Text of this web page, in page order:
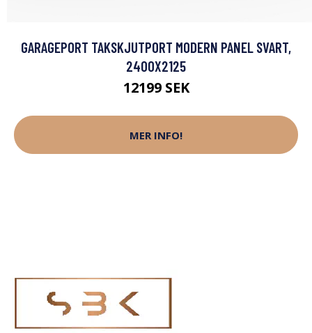
GARAGEPORT TAKSKJUTPORT MODERN PANEL SVART,
2400X2125
12199 SEK
MER INFO!